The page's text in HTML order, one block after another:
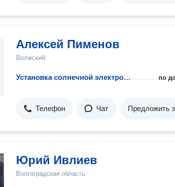
Алексей Пименов
Волжский
Установка солнечной электростанции по
Телефон Чат Предложить
Юрий Ивлиев
Волгоградская область